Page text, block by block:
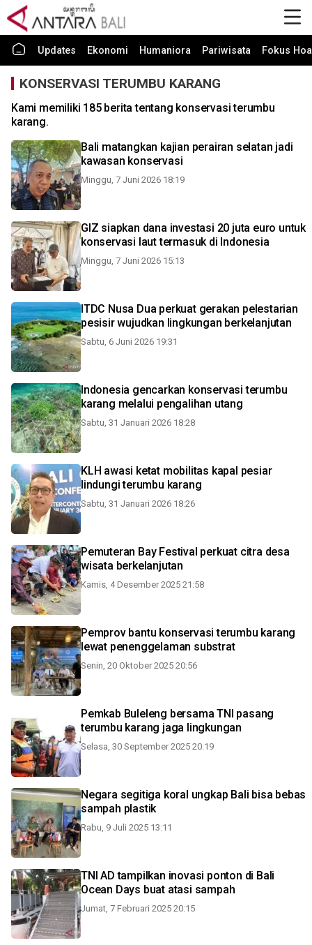
Updates Ekonomi Humaniora Pariwisata Fokus
KONSERVASI TERUMBU KARANG
Kami memiliki 185 berita tentang konservasi terumbu
karang.
Bali matangkan kajian perairan selatan jadi
kawasan konservasi
Minggu, 7 Juni 2026 18:19
GIZ siapkan dana investasi 20 juta euro untuk
konservasi laut termasuk di Indonesia
Minggu, 7 Juni 2026 15:13
ITDC Nusa Dua perkuat gerakan pelestarian
pesisir wujudkan lingkungan berkelanjutan
Sabtu, 6 Juni 2026 19:31
Indonesia gencarkan konservasi terumbu
karang melalui pengalihan utang
Sabtu, 31 Januari 2026 18:28
KLH awasi ketat mobilitas kapal pesiar
lindungi terumbu karang
Sabtu, 31 Januari 2026 18:26
Pemuteran Bay Festival perkuat citra desa
wisata berkelanjutan
Kamis, 4 Desember 2025 21:58
Pemprov bantu konservasi terumbu karang
lewat penenggelaman substrat
Senin, 20 Oktober 2025 20:56
Pemkab Buleleng bersama TNI pasang
terumbu karang jaga lingkungan
Selasa, 30 September 2025 20:19
Negara segitiga koral ungkap Bali bisa bebas
sampah plastik
Rabu, 9 Juli 2025 13:11
TNI AD tampilkan inovasi ponton di Bali
Ocean Days buat atasi sampah
Jumat, 7 Februari 2025 20:15